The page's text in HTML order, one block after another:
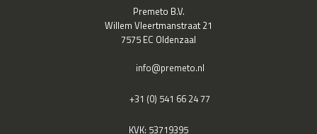
Premeto B.V.
Willem Vleertmanstraat 21
7575 EC Oldenzaal
info@premeto.nl
+31 (0) 541 66 24 77
KVK: 53719395